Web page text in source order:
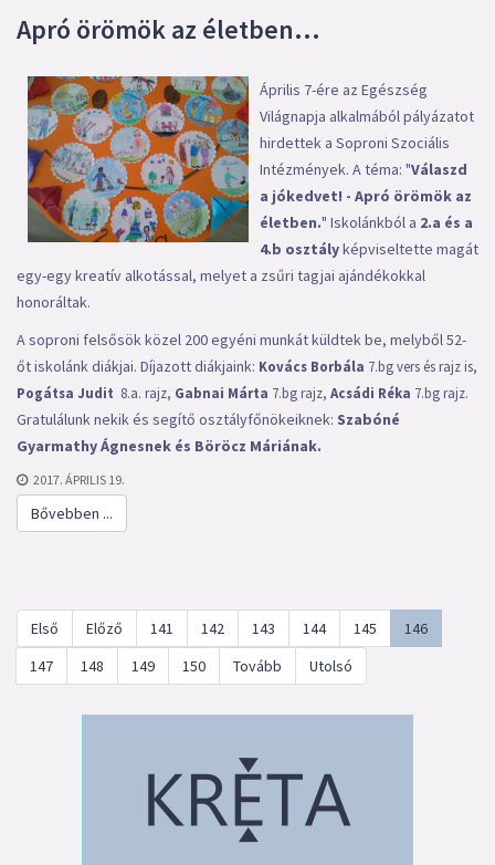
Apró örömök az életben...
Április 7-ére az Egészség
Világnapja alkalmából pályázatot
hirdettek a Soproni Szociális
Intézmények. A téma: "Válaszd
a jókedvet! - Apró örömök az
életben." Iskolánkból a 2.a és a
4.b osztályképviseltette magát
egy-egy kreatív alkotással, melyet a zsűri tagjai ajándékokkal
honoráltak.
A soproni felsősök közel 200 egyéni munkát küldtek be, melyből 52-
őt iskolánk diákjai. Díjazott diákjaink: Kovács Borbála 7.bg vers és rajz is,
Pogátsa Judit 8.a. rajz, Gabnai Márta 7.bg rajz, Acsádi Réka 7.bg rajz.
Gratulálunk nekik és segítő osztályfőnökeiknek: Szabóné
Gyarmathy Ágnesnek és Böröcz Máriának.
2017. ÁPRILIS 19.
Bővebben ...
Első Előző 141 142 143 144 145
146
147
148 149 150 Tovább Utolsó